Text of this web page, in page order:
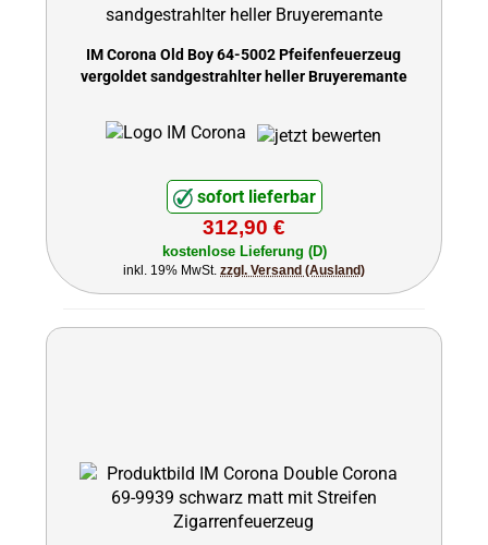
IM Corona Old Boy 64-5002 Pfeifenfeuerzeug
vergoldet sandgestrahlter heller Bruyeremante
sofort lieferbar
312,90 €
kostenlose Lieferung (D)
inkl. 19% MwSt. zzgl. Versand (Ausland)